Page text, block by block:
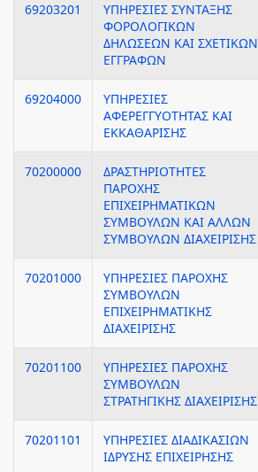
69203201
ΥΠΗΡΕΣΙΕΣ ΣΥΝΤΑΞΗΣ
ΦΟΡΟΛΟΓΙΚΩΝ
ΔΗΛΩΣΕΩΝ ΚΑΙ ΣΧΕΤΙΚΩΝ
ΕΓΓΡΑΦΩΝ
69204000
ΥΠΗΡΕΣΙΕΣ
ΑΦΕΡΕΓΓΥΟΤΗΤΑΣ ΚΑΙ
ΕΚΚΑΘΑΡΙΣΗΣ
70200000
ΔΡΑΣΤΗΡΙΟΤΗΤΕΣ
ΠΑΡΟΧΗΣ
ΕΠΙΧΕΙΡΗΜΑΤΙΚΩΝ
ΣΥΜΒΟΥΛΩΝ ΚΑΙ ΑΛΛΩΝ
ΣΥΜΒΟΥΛΩΝ ΔΙΑΧΕΙΡΙΣΗΣ
70201000
ΥΠΗΡΕΣΙΕΣ ΠΑΡΟΧΗΣ
ΣΥΜΒΟΥΛΩΝ
ΕΠΙΧΕΙΡΗΜΑΤΙΚΗΣ
ΔΙΑΧΕΙΡΙΣΗΣ
70201100
ΥΠΗΡΕΣΙΕΣ ΠΑΡΟΧΗΣ
ΣΥΜΒΟΥΛΩΝ
ΣΤΡΑΤΗΓΙΚΗΣ ΔΙΑΧΕΙΡΙΣΗΣ
70201101
ΥΠΗΡΕΣΙΕΣ ΔΙΑΔΙΚΑΣΙΩΝ
ΙΔΡΥΣΗΣ ΕΠΙΧΕΙΡΗΣΗΣ